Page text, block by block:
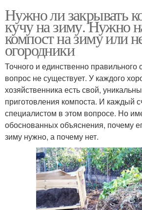
Нужно ли закрывать
кучу на зиму. Нужно
компост на зиму или
огородники
Точного и единственно правильного
вопрос не существует. У каждого
хозяйственника есть свой,
приготовления компоста. И каждый
специалистом в этом вопросе. Но
обоснованных объяснения, почему
зиму нужно, а почему нет.